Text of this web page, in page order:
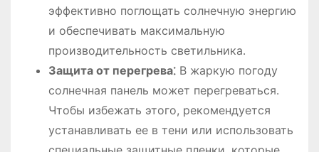
эффективно поглощать солнечную энергию
и обеспечивать максимальную
производительность светильника․
Защита от перегрева⁚В жаркую погоду
солнечная панель может перегреваться․
Чтобы избежать этого, рекомендуется
устанавливать ее в тени или использовать